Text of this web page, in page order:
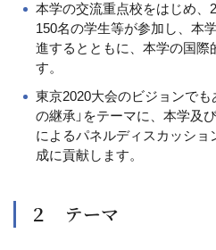
本学の交流重点校をはじめ、
150名の学生等が参加し、本
進するとともに、本学の国際
す。
東京2020大会のビジョンでも
の継承」をテーマに、本学及
によるパネルディスカッシ
成に貢献します。
２ テーマ